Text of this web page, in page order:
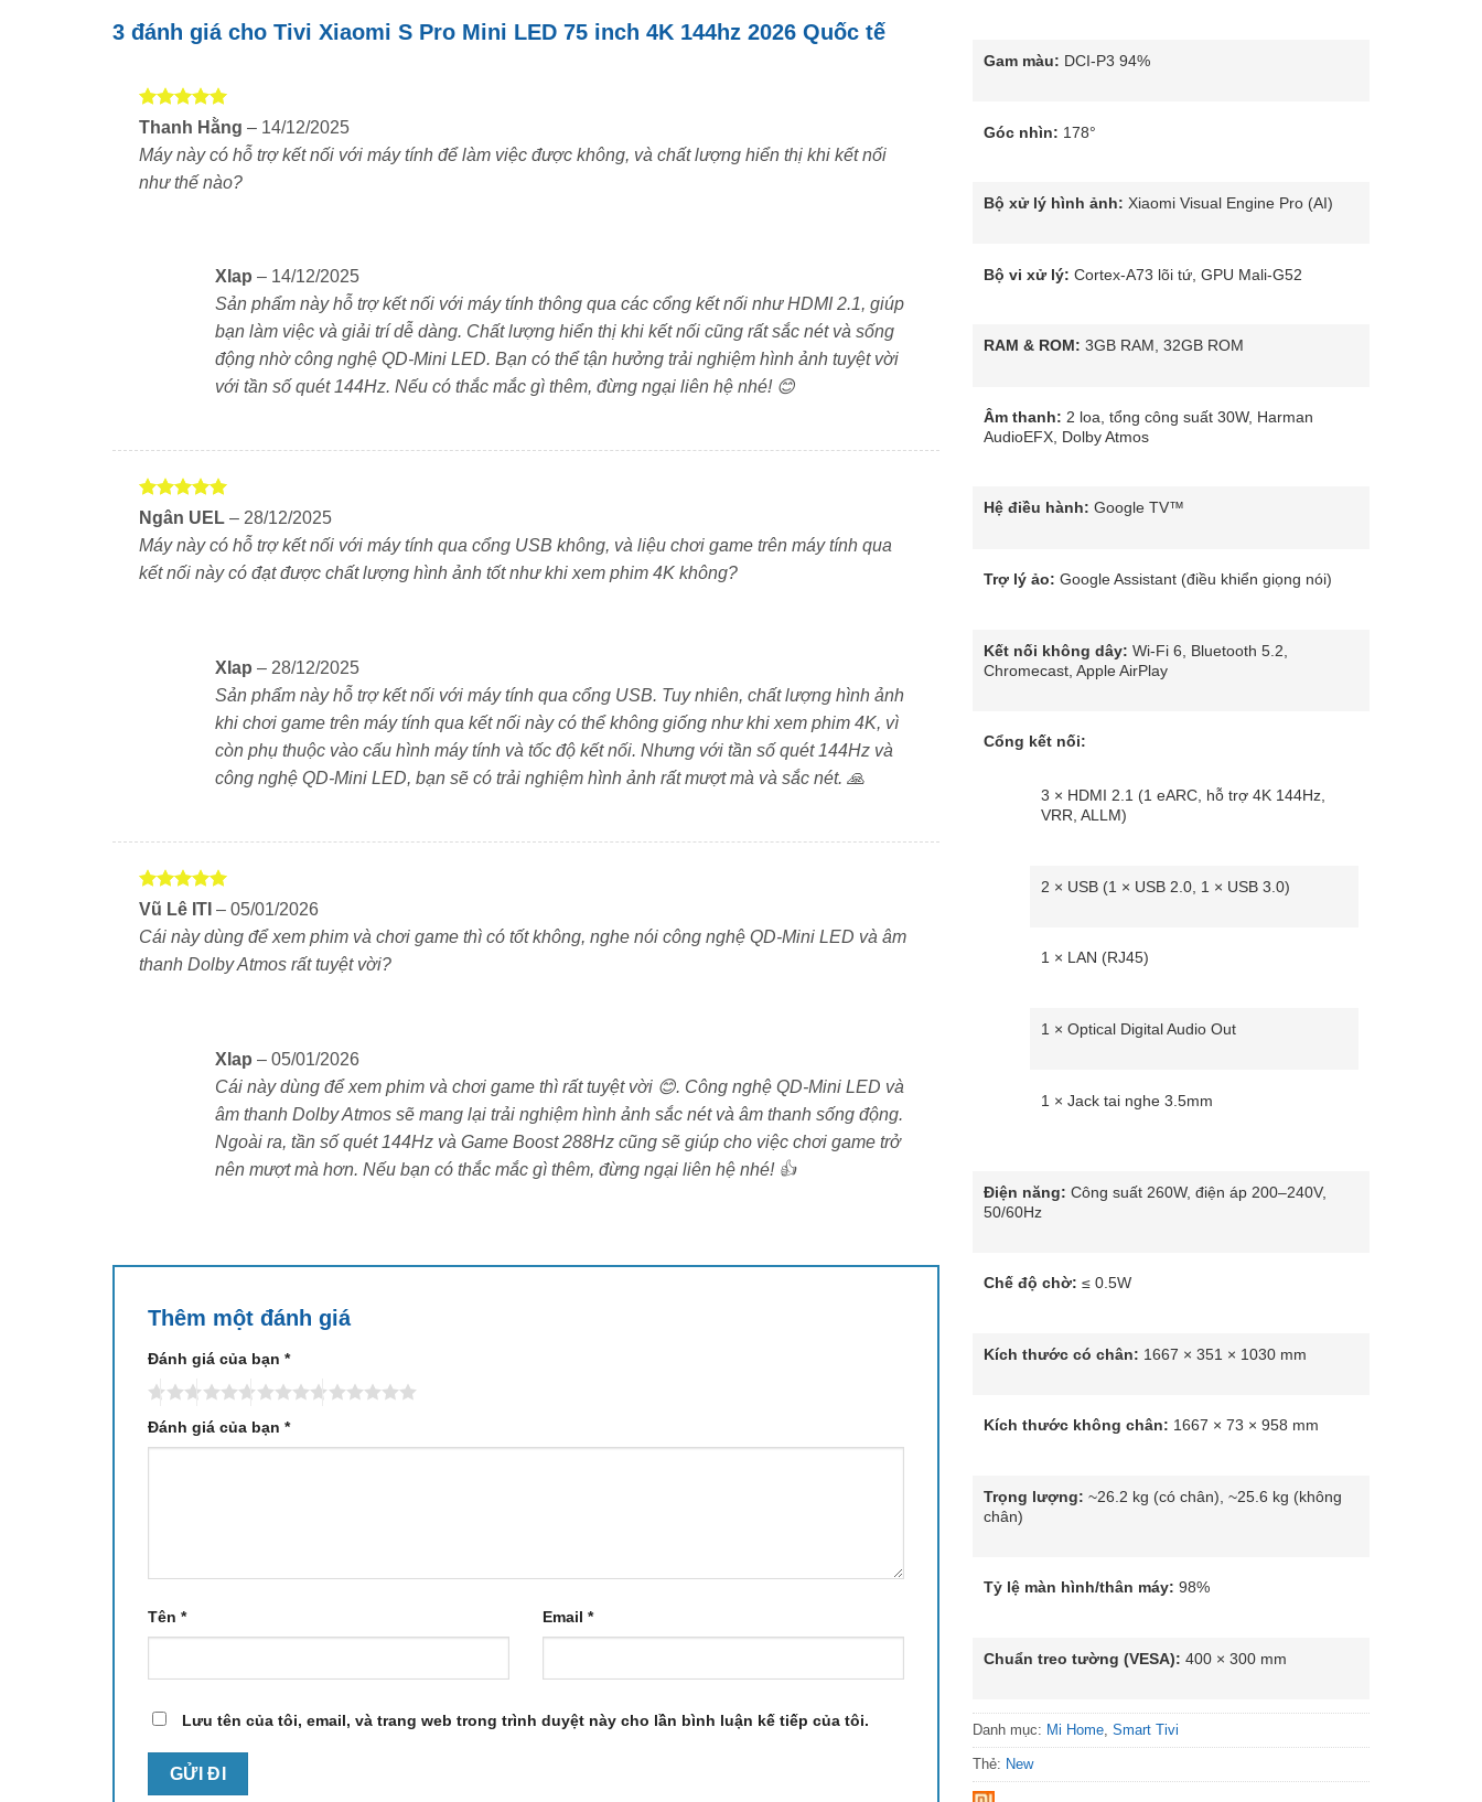
Tivi Xiaomi S Pro Mini LED 75 inch 2026
mang đến trải nghiệm như rạp chiếu phim ngay tại nhà. Công nghệQD-Mini LEDvới 704 vùng làm
mờ cục bộ tái tạo màu sắc sống động, độ tương phản cao và chi tiết sắc nét.
Sản phẩm hỗ trợ độ phân giải 4K UHD , tần số quét gốc 144Hz cùng chế độ Game Boost 288Hz
Thiết kế sang trọng, viền siêu mỏng
Xiaomi S Pro L75MB-SSEA giá rẻ
thị 98%. Khung kim loại chắc chắn, đế dáng lưỡi kiếm tạo sự sang trọng và vững chãi. Chuẩn VESA
400 × 300 mm hỗ trợ treo tường linh hoạt.
đánh giá
3 đánh giá cho Tivi Xiaomi S Pro Mini LED 75 inch 4K 144hz 2026 Quốc tế
Được xếp
hạng55
sao
Thanh Hằng – 14/12/2025
Máy này có hỗ trợ kết nối với máy tính để làm việc được không, và chất lượng hiển thị khi kết nối
như thế nào?
Xlap – 14/12/2025
Sản phẩm này hỗ trợ kết nối với máy tính thông qua các cổng kết nối như HDMI 2.1, giúp
bạn làm việc và giải trí dễ dàng. Chất lượng hiển thị khi kết nối cũng rất sắc nét và sống
động nhờ công nghệ QD-Mini LED. Bạn có thể tận hưởng trải nghiệm hình ảnh tuyệt vời
với tần số quét 144Hz. Nếu có thắc mắc gì thêm, đừng ngại liên hệ nhé! 😊
Được xếp
hạng
sao
Ngân UEL – 28/12/2025
Máy này có hỗ trợ kết nối với máy tính qua cổng USB không, và liệu chơi game trên máy tính qua
kết nối này có đạt được chất lượng hình ảnh tốt như khi xem phim 4K không?
Xlap – 28/12/2025
Sản phẩm này hỗ trợ kết nối với máy tính qua cổng USB. Tuy nhiên, chất lượng hình ảnh
khi chơi game trên máy tính qua kết nối này có thể không giống như khi xem phim 4K, vì
còn phụ thuộc vào cấu hình máy tính và tốc độ kết nối. Nhưng với tần số quét 144Hz và
công nghệ QD-Mini LED, bạn sẽ có trải nghiệm hình ảnh rất mượt mà và sắc nét. 🙏
Được xếp
sao
Vũ Lê ITI – 05/01/2026
Cái này dùng để xem phim và chơi game thì có tốt không, nghe nói công nghệ QD-Mini LED và âm
thanh Dolby Atmos rất tuyệt vời?
Xlap – 05/01/2026
Cái này dùng để xem phim và chơi game thì rất tuyệt vời 😊. Công nghệ QD-Mini LED và
âm thanh Dolby Atmos sẽ mang lại trải nghiệm hình ảnh sắc nét và âm thanh sống động.
Ngoài ra, tần số quét 144Hz và Game Boost 288Hz cũng sẽ giúp cho việc chơi game trở
nên mượt mà hơn. Nếu bạn có thắc mắc gì thêm, đừng ngại liên hệ nhé! 👍
Thêm một đánh giá
Đánh giá của bạn *
Đánh giá của bạn *
Tên * Email *
Lưu tên của tôi, email, và trang web trong trình duyệt này cho lần bình luận kế tiếp của tôi.
Gam màu: DCI-P3 94%
Góc nhìn: 178°
Bộ xử lý hình ảnh: Xiaomi Visual Engine Pro (AI)
Bộ vi xử lý: Cortex-A73 lõi tứ, GPU Mali-G52
RAM & ROM: 3GB RAM, 32GB ROM
Âm thanh: 2 loa, tổng công suất 30W, Harman
AudioEFX, Dolby Atmos
Hệ điều hành: Google TV™
Trợ lý ảo: Google Assistant (điều khiển giọng nói)
Kết nối không dây: Wi-Fi 6, Bluetooth 5.2,
Chromecast, Apple AirPlay
Cổng kết nối:
3 × HDMI 2.1 (1 eARC, hỗ trợ 4K 144Hz,
VRR, ALLM)
2 × USB (1 × USB 2.0, 1 × USB 3.0)
1 × LAN (RJ45)
1 × Optical Digital Audio Out
1 × Jack tai nghe 3.5mm
Điện năng: Công suất 260W, điện áp 200–240V,
50/60Hz
Chế độ chờ: ≤ 0.5W
Kích thước có chân: 1667 × 351 × 1030 mm
Kích thước không chân: 1667 × 73 × 958 mm
Trọng lượng: ~26.2 kg (có chân), ~25.6 kg (không
chân)
Tỷ lệ màn hình/thân máy: 98%
Chuẩn treo tường (VESA): 400 × 300 mm
Danh mục: Mi Home Smart Tivi
Thẻ: New